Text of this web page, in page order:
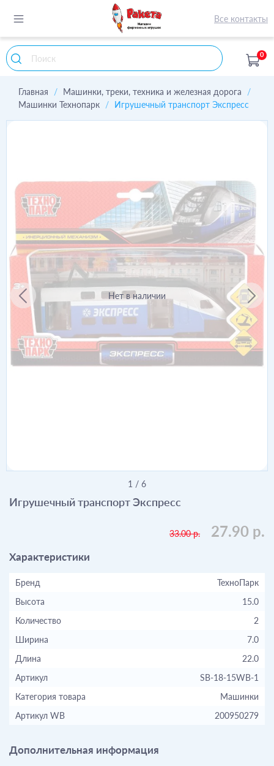
Все контакты
0
Главная
Машинки, треки, техника и железная дорога
Машинки Технопарк
Игрушечный транспорт Экспресс
1 / 6
Нет в наличии
Игрушечный транспорт Экспресс
33.00 р. 27.90 р.
Характеристики
Бренд
ТехноПарк
Высота
15.0
Количество
2
Ширина
7.0
Длина
22.0
Артикул
SB-18-15WB-1
Категория товара
Машинки
Артикул WB
200950279
Дополнительная информация